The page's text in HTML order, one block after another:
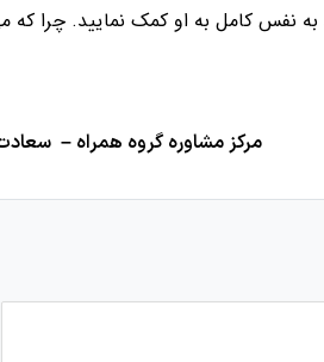
به نفس کامل به او کمک نمایید. چرا که
مرکز مشاوره گروه همراه – سعادت